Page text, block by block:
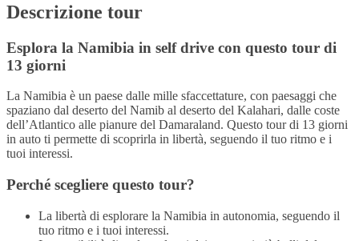
Descrizione tour
Esplora la Namibia in self drive con questo tour di
13 giorni
La Namibia è un paese dalle mille sfaccettature, con paesaggi che
spaziano dal deserto del Namib al deserto del Kalahari, dalle coste
dell’Atlantico alle pianure del Damaraland. Questo tour di 13 giorni
in auto ti permette di scoprirla in libertà, seguendo il tuo ritmo e i
tuoi interessi.
Perché scegliere questo tour?
La libertà di esplorare la Namibia in autonomia, seguendo il
tuo ritmo e i tuoi interessi.